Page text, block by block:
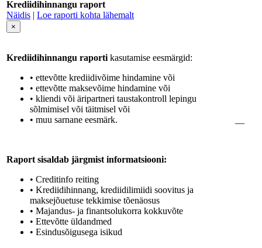
Krediidihinnangu raport
Näidis | Loe raporti kohta lähemalt
×
Krediidihinnangu raporti kasutamise eesmärgid:
• ettevõtte krediidivõime hindamine või
• ettevõtte maksevõime hindamine või
• kliendi või äripartneri taustakontroll lepingu
sõlmimisel või täitmisel või
• muu sarnane eesmärk.
Raport sisaldab järgmist informatsiooni:
• Creditinfo reiting
• Krediidihinnang, krediidilimiidi soovitus ja
maksejõuetuse tekkimise tõenäosus
• Majandus- ja finantsolukorra kokkuvõte
• Ettevõtte üldandmed
• Esindusõigusega isikud
—